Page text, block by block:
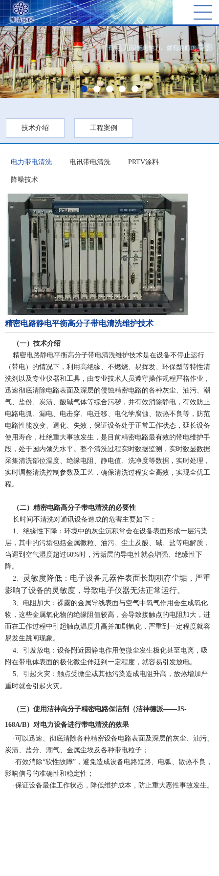
技术介绍 工程案例
电力带电清洗 电讯带电清洗 PRTV涂料
降噪技术
精密电路静电平衡高分子带电清洗维护技术
（一）技术介绍
精密电路静电平衡高分子带电清洗维护技术是在设备不停止运行
（带电）的情况下，利用高绝缘、不燃烧、易挥发、环保型等特性清
洗剂以及专业仪器和工具，由专业技术人员遵守操作规程严格作业，
迅速彻底清除电路表面及深层的侵蚀精密电路的各种灰尘、油污、潮
气、盐份、炭渍、酸碱气体等综合污秽，并有效消除静电，有效防止
电路电弧、漏电、电击穿、电迁移、电化学腐蚀、散热不良等，防范
电路性能改变、退化、失效，保证设备处于正常工作状态，延长设备
使用寿命，杜绝重大事故发生，是目前精密电路最有效的带电维护手
段，处于国内领先水平。整个清洗过程实时数据监测，实时数显数据
采集清洗部位温度、绝缘电阻、静电值、洗净度等数据，实时处理，
实时调整清洗控制参数及工艺，确保清洗过程安全高效，实现全优工
程。
（二） 精密电路高分子带电清洗的必要性
长时间不清洗对通讯设备造成的危害主要如下：
1、 绝缘性下降：环境中的灰尘沉积常会在设备表面形成一层污染
层，其中的污垢包括金属微粒、油污、尘土及酸、碱、盐等电解质，
当遇到空气湿度超过60%时，污垢层的导电性就会增强、绝缘性下
降。
2、
灵敏度降低：电子设备元器件表面长期积存尘垢，严重
影响了设备的灵敏度，导致电子仪器无法正常运行。
3、 电阻加大：裸露的金属导线表面与空气中氧气作用会生成氧化
物，这些金属氧化物的绝缘阻值较高，会导致接触点的电阻加大，进
而在工作过程中引起触点温度升高并加剧氧化，严重到一定程度就容
易发生跳闸现象。
4、 引发放电：设备附近因静电作用使微尘发生极化甚至电离，吸
附在带电体表面的极化微尘伸延到一定程度，就容易引发放电。
5、 引起火灾：触点受微尘或其他污染造成电阻升高，放热增加严
重时就会引起火灾。
（三） 使用洁神高分子精密电路保洁剂 （洁神德派——JS-
168A/B）对电力设备进行带电清洗的效果
·可以迅速、彻底清除各种精密设备电路表面及深层的灰尘、油污、
炭渍、盐分、潮气、金属尘埃及各种带电粒子；
·有效消除“软性故障”，避免造成设备电路短路、电弧、散热不良，
影响信号的准确性和稳定性；
·保证设备最佳工作状态，降低维护成本，防止重大恶性事故发生。